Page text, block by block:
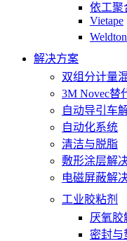
依工聚
Vietape
解决方案
双组分计量
3M Novec替
自动导引车
自动化系统
清洁与脱脂
敷形涂层解
电磁屏蔽解
工业胶粘剂
厌氧胶
密封与